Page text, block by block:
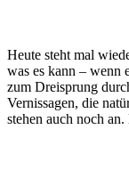
Heute steht mal
was es kann – wenn
zum Dreisprung
Vernissagen, die
stehen auch noch